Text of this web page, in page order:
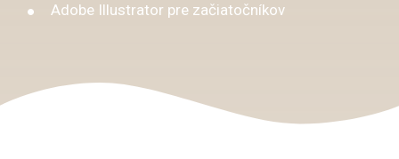
Adobe Illustrator pre začiatočníkov